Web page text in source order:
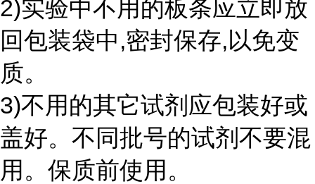
2)实验中不用的板条应立即放
回包装袋中,密封保存,以免变
质。
3)不用的其它试剂应包装好或
盖好。不同批号的试剂不要混
用。保质前使用。